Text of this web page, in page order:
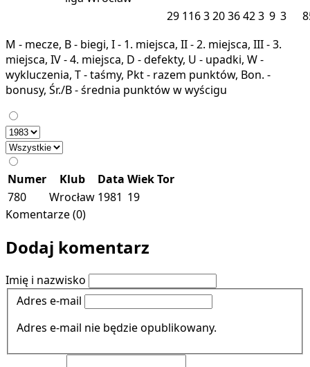
29 11632036423 9 3
M - mecze, B - biegi, I - 1. miejsca, II - 2. miejsca, III - 3.
miejsca, IV - 4. miejsca, D - defekty, U - upadki, W -
wykluczenia, T - taśmy, Pkt - razem punktów, Bon. -
bonusy, Śr./B - średnia punktów w wyścigu
Numer Klub Data WiekTor
780
Wrocław 1981 19
Komentarze (0)
Dodaj komentarz
Imię i nazwisko
Adres e-mail
Adres e-mail nie będzie opublikowany.